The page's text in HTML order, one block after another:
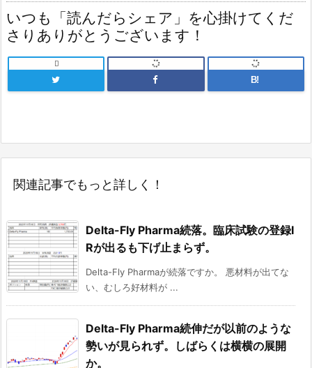
いつも「読んだらシェア」を心掛けてくだ
さりありがとうございます！

B!
関連記事でもっと詳しく！
Delta-Fly Pharma続落。臨床試験の登録I
Rが出るも下げ止まらず。
Delta-Fly Pharmaが続落ですか。 悪材料が出てな
い、むしろ好材料が ...
Delta-Fly Pharma続伸だが以前のような
勢いが見られず。しばらくは横横の展開
か。